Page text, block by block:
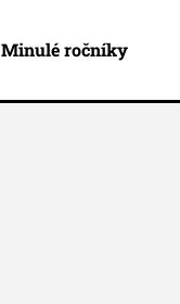
Minulé ročníky